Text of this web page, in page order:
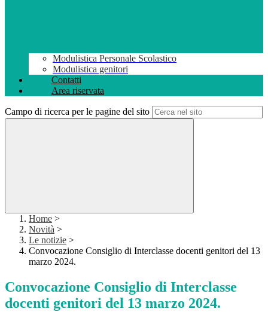
Modulistica Personale Scolastico
Modulistica genitori
Contatti
Area riservata
Campo di ricerca per le pagine del sito
Home >
Novità >
Le notizie >
Convocazione Consiglio di Interclasse docenti genitori del 13
marzo 2024.
Convocazione Consiglio di Interclasse
docenti genitori del 13 marzo 2024.